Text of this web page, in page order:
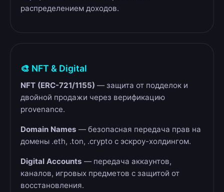
распределением доходов.
🎨 NFT & Digital
NFT (ERC-721/1155) — защита от подделок и
двойной продажи через верификацию
provenance.
Domain Names — безопасная передача прав на
домены .eth, .ton, .crypto с эскроу-холдингом.
Digital Accounts — передача аккаунтов,
каналов, игровых предметов с защитой от
восстановления.